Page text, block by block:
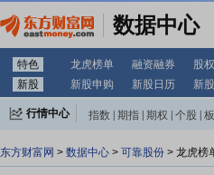
数据中心
特色 龙虎榜单 融资融券 股
新股
新股申购 新股日历 新
行情中心 指数 期指 期权 个股
东方财富网 > 数据中心 > 可靠股份 > 龙虎榜